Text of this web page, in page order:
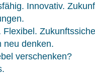
Innovativ.
Flexibel.
neu denken.
verschenken?